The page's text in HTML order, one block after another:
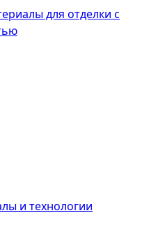
для отделки с
и технологии